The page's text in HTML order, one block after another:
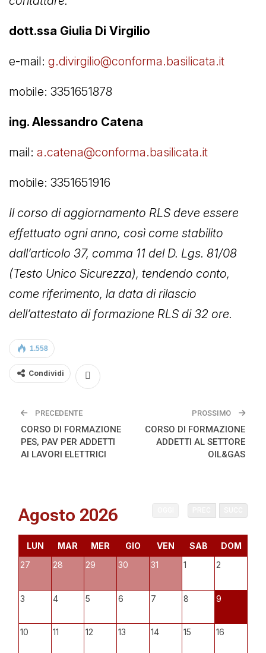
dott.ssa Giulia Di Virgilio
e-mail: g.divirgilio@conforma.basilicata.it
mobile: 3351651878
ing. Alessandro Catena
mail: a.catena@conforma.basilicata.it
mobile: 3351651916
Il corso di aggiornamento RLS deve essere
effettuato ogni anno, così come stabilito
dall’articolo 37, comma 11 del D. Lgs. 81/08
(Testo Unico Sicurezza), tendendo conto,
come riferimento, la data di rilascio
dell’attestato di formazione RLS di 32 ore.
1.558
Condividi
PRECEDENTE
CORSO DI FORMAZIONE
PES, PAV PER ADDETTI
AI LAVORI ELETTRICI
PROSSIMO
CORSO DI FORMAZIONE
ADDETTI AL SETTORE
OIL&GAS
Agosto 2026
LUN MAR MER GIO VEN SAB
DOM
27
28 29 30 31 1 2
3 4 5 6 7 8 9
10 11 12 13 14 15 16